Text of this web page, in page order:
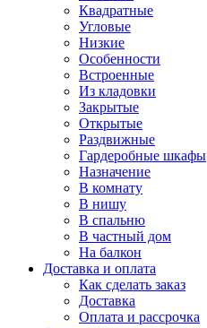
Квадратные
Угловые
Низкие
Особенности
Встроенные
Из кладовки
Закрытые
Открытые
Раздвижные
Гардеробные шкафы
Назначение
В комнату
В нишу
В спальню
В частный дом
На балкон
Доставка и оплата
Как сделать заказ
Доставка
Оплата и рассрочка